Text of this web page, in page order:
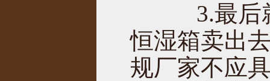
3.最后就
恒湿箱卖出
规厂家不应